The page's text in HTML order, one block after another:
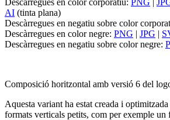
AI (tinta plana)
Descàrregues en negatiu sobre color
Descàrregues en color negre: PNG | JPG |
Descàrregues en negatiu sobre color negre:
Composició horitzontal amb versió 6 del
Aquesta variant ha estat creada i
formats verticals petits, com per exemple